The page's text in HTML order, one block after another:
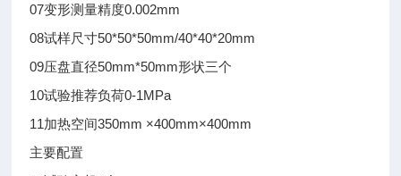
07变形测量精度0.002mm
08试样尺寸50*50*50mm/40*40*20mm
09压盘直径50mm*50mm形状三个
10试验推荐负荷0-1MPa
11加热空间350mm ×400mm×400mm
主要配置